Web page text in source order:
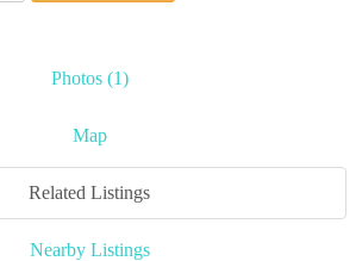
Photos (1)
Map
Related Listings
Nearby Listings